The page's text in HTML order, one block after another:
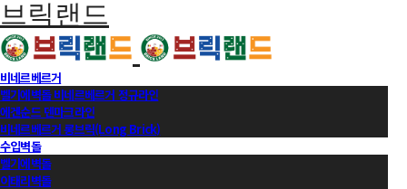
브릭랜드
비네르베르거
벨기에벽돌 비네르베르거 정규라인
에겐순드 덴마크라인
비네르베르거 롱브릭(Long Brick)
수입벽돌
벨기에벽돌
이태리벽돌